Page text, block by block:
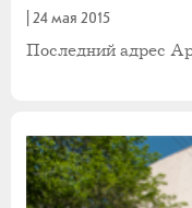
24 мая 2015
Последний адрес